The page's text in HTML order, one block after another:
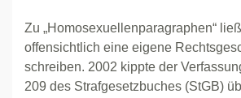
Zu „Homosexuellenparagraphen“
offensichtlich eine eigene
schreiben. 2002 kippte der
209 des Strafgesetzbuches (StGB)